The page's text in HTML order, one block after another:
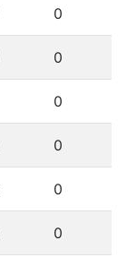
0
0
0
0
0
0